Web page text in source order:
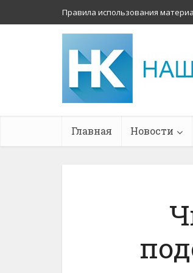
Правила использования
Главная Новости